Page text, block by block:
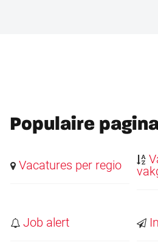
Populaire
Vacatures per regio
Job alert